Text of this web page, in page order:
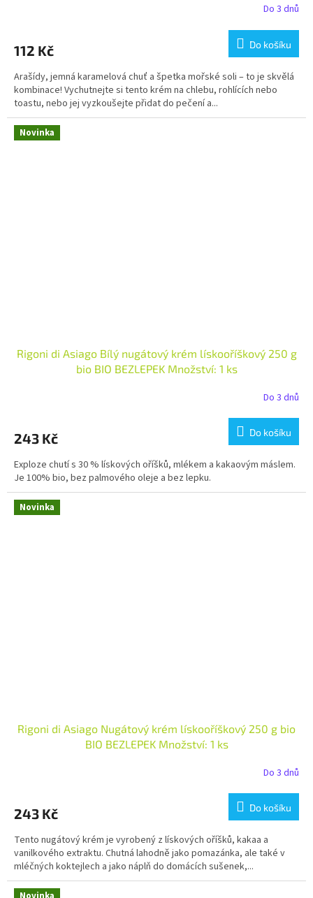
Do 3 dnů
112 Kč Do košíku
Arašídy, jemná karamelová chuť a špetka mořské soli – to je skvělá
kombinace! Vychutnejte si tento krém na chlebu, rohlících nebo
toastu, nebo jej vyzkoušejte přidat do pečení a...
Novinka
Rigoni di Asiago Bílý nugátový krém lískooříškový 250 g
bio BIO BEZLEPEK Množství: 1 ks
Do 3 dnů
243 Kč Do košíku
Exploze chutí s 30 % lískových oříšků, mlékem a kakaovým máslem.
Je 100% bio, bez palmového oleje a bez lepku.
Novinka
Rigoni di Asiago Nugátový krém lískooříškový 250 g bio
BIO BEZLEPEK Množství: 1 ks
Do 3 dnů
243 Kč Do košíku
Tento nugátový krém je vyrobený z lískových oříšků, kakaa a
vanilkového extraktu. Chutná lahodně jako pomazánka, ale také v
mléčných koktejlech a jako náplň do domácích sušenek,...